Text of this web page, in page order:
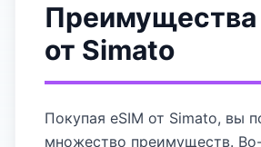
Преимущества
от Simato
Покупая eSIM от Simato, вы
множество преимуществ.